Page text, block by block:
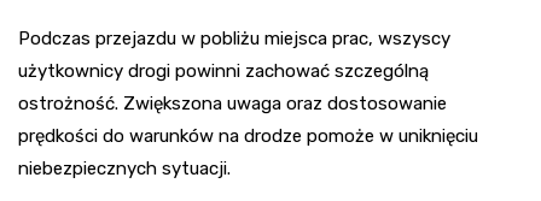
Podczas przejazdu w pobliżu miejsca prac, wszyscy
użytkownicy drogi powinni zachować szczególną
ostrożność. Zwiększona uwaga oraz dostosowanie
prędkości do warunków na drodze pomoże w uniknięciu
niebezpiecznych sytuacji.